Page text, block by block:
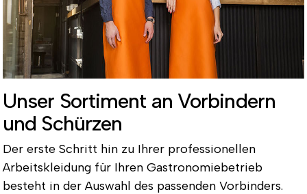
Unser Sortiment an Vorbindern
und Schürzen
Der erste Schritt hin zu Ihrer professionellen
Arbeitskleidung für Ihren Gastronomiebetrieb
besteht in der Auswahl des passenden Vorbinders.